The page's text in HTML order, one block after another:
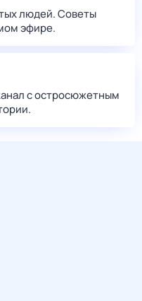
людей. Советы
эфире.
с остросюжетным